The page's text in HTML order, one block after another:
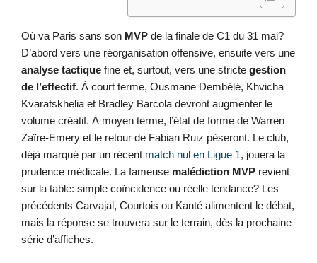
Où va Paris sans son MVP de la finale de C1 du 31 mai?
D’abord vers une réorganisation offensive, ensuite vers une
analyse tactique fine et, surtout, vers une stricte gestion
de l’effectif. À court terme, Ousmane Dembélé, Khvicha
Kvaratskhelia et Bradley Barcola devront augmenter le
volume créatif. À moyen terme, l’état de forme de Warren
Zaïre-Emery et le retour de Fabian Ruiz pèseront. Le club,
déjà marqué par un récent match nul en Ligue 1, jouera la
prudence médicale. La fameuse malédiction MVP revient
sur la table: simple coïncidence ou réelle tendance? Les
précédents Carvajal, Courtois ou Kanté alimentent le débat,
mais la réponse se trouvera sur le terrain, dès la prochaine
série d’affiches.